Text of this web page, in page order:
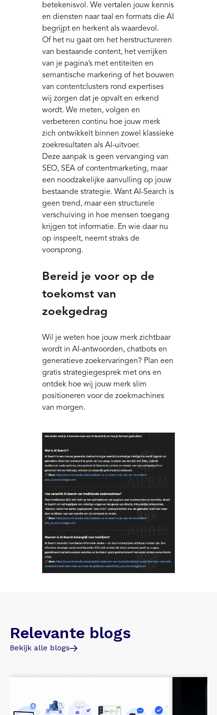
betekenisvol. We vertalen jouw kennis
en diensten naar taal en formats die AI
begrijpt en herkent als waardevol.
Of het nu gaat om het herstructureren
van bestaande content, het verrijken
van je pagina’s met entiteiten en
semantische markering of het bouwen
van contentclusters rond expertises
wij zorgen dat je opvalt en erkend
wordt. We meten, volgen en
verbeteren continu hoe jouw merk
zich ontwikkelt binnen zowel klassieke
zoekresultaten als AI-uitvoer.
Deze aanpak is geen vervanging van
SEO, SEA of contentmarketing, maar
een noodzakelijke aanvulling op jouw
bestaande strategie. Want AI-Search is
geen trend, maar een structurele
verschuiving in hoe mensen toegang
krijgen tot informatie. En wie daar nu
op inspeelt, neemt straks de
voorsprong.
Bereid je voor op de
toekomst van
zoekgedrag
Wil je weten hoe jouw merk zichtbaar
wordt in AI-antwoorden, chatbots en
generatieve zoekervaringen? Plan een
gratis strategiegesprek met ons en
ontdek hoe wij jouw merk slim
positioneren voor de zoekmachines
van morgen.
Relevante blogs
Bekijk alle blogs